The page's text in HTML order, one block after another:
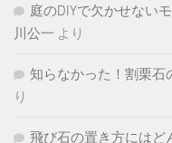
庭のDIYで欠かせない
川公一 より
知らなかった！割栗石
り
飛び石の置き方にはど